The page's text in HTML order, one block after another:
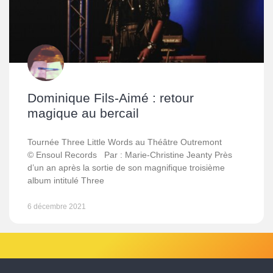
Dominique Fils-Aimé : retour
magique au bercail
Tournée Three Little Words au Théâtre Outremont
© Ensoul Records Par : Marie-Christine Jeanty Près
d’un an après la sortie de son magnifique troisième
album intitulé Three
6 décembre 2021